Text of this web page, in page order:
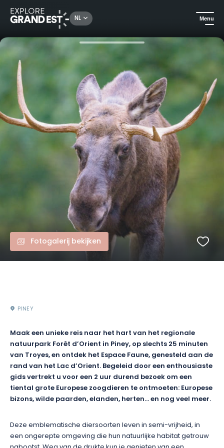
NL Menu
Kijk je ogen uit in de Grand Est Exclusief bezoek: ervaar de Espace Faune op je eigen tempo, met de Parkgids
Fotogalerij bekijken
PINEY
Maak een unieke reis naar het hart van het regionale
natuurpark Forêt d’Orient in Piney, op slechts 25 minuten
van Troyes, en ontdek het Espace Faune, genesteld aan de
rand van het Lac d’Orient. Begeleid door een enthousiaste
gids vertrekt u voor een 2 uur durend bezoek om een
tiental grote Europese zoogdieren te ontmoeten: Europese
bizons, wilde paarden, elanden, herten… en nog veel meer.
Deze emblematische diersoorten leven in semi-vrijheid, in
een ongerepte omgeving die hun natuurlijke habitat getrouw